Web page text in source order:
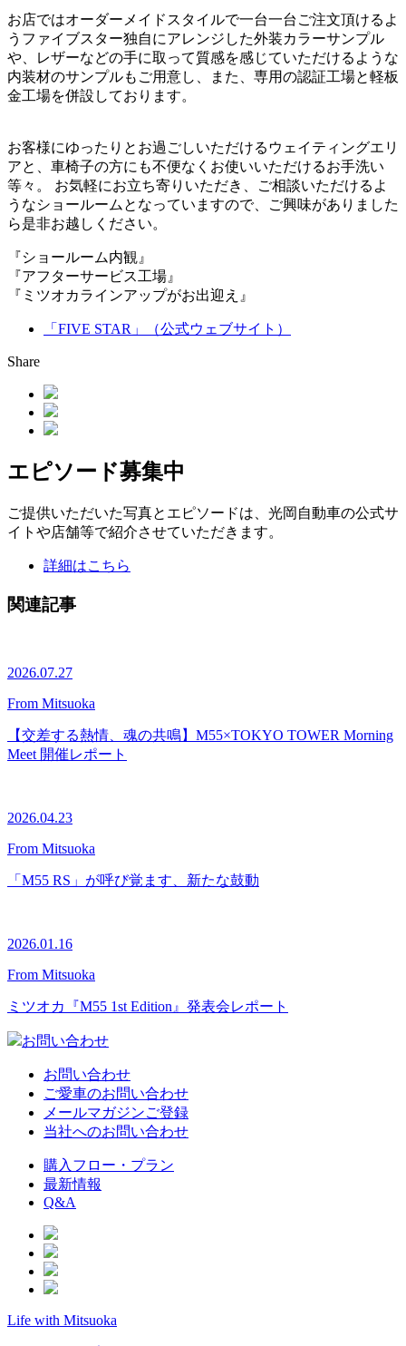
お店ではオーダーメイドスタイルで一台一台ご注文頂けるよ
うファイブスター独自にアレンジした外装カラーサンプル
や、レザーなどの手に取って質感を感じていただけるような
内装材のサンプルもご用意し、また、専用の認証工場と軽板
金工場を併設しております。
お客様にゆったりとお過ごしいただけるウェイティングエリ
アと、車椅子の方にも不便なくお使いいただけるお手洗い
等々。 お気軽にお立ち寄りいただき、ご相談いただけるよ
うなショールームとなっていますので、ご興味がありました
ら是非お越しください。
『ショールーム内観』
『アフターサービス工場』
『ミツオカラインアップがお出迎え』
「FIVE STAR」（公式ウェブサイト）
Share
エピソード募集中
ご提供いただいた写真とエピソードは、光岡自動車の公式サ
イトや店舗等で紹介させていただきます。
詳細はこちら
関連記事
2026.07.27
From Mitsuoka
【交差する熱情、魂の共鳴】M55×TOKYO TOWER Morning
Meet 開催レポート
2026.04.23
From Mitsuoka
「M55 RS」が呼び覚ます、新たな鼓動
2026.01.16
From Mitsuoka
ミツオカ『M55 1st Edition』発表会レポート
お問い合わせ
お問い合わせ
ご愛車のお問い合わせ
メールマガジンご登録
当社へのお問い合わせ
購入フロー・プラン
最新情報
Q&A
Life with Mitsuoka